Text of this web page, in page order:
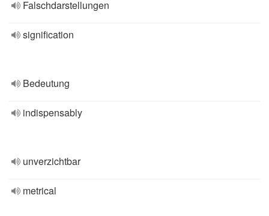
Falschdarstellungen
signification
Bedeutung
indispensably
unverzichtbar
metrical